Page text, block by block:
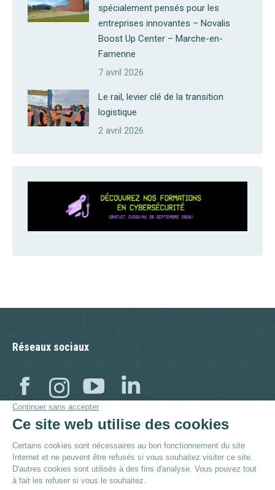
spécialement pensés pour les
entreprises innovantes – Novalis
Boost Up Center – Marche-en-
Famenne
7 avril 2026
Le rail, levier clé de la transition
logistique
2 avril 2026
Réseaux sociaux
Facebook
Instagram
YouTube
Visitez aussi :